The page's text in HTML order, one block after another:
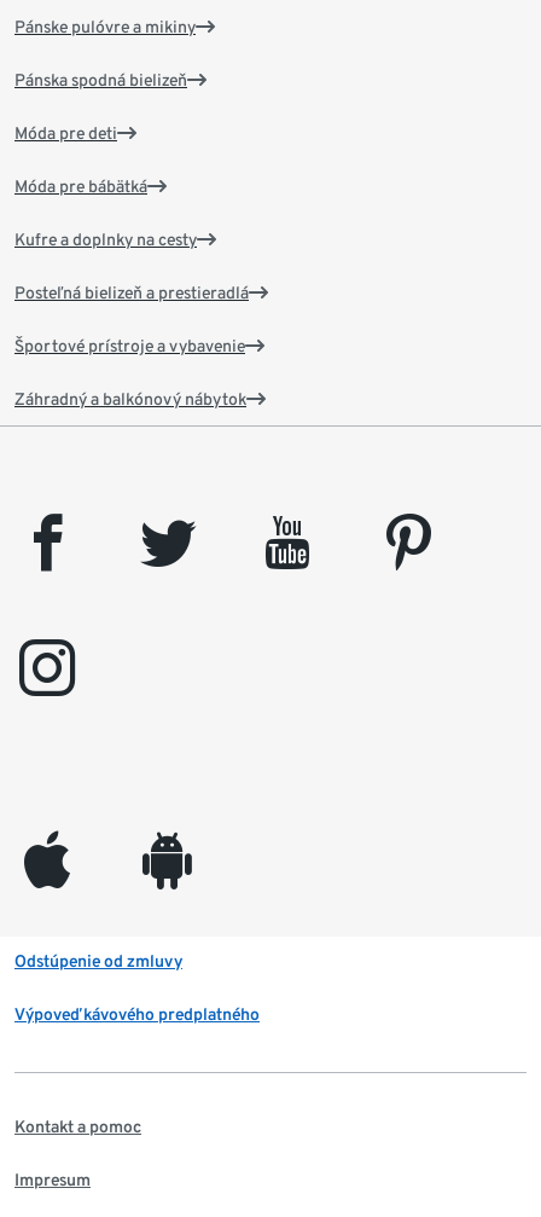
Pánske pulóvre a mikiny
Pánska spodná bielizeň
Móda pre deti
Móda pre bábätká
Kufre a doplnky na cesty
Posteľná bielizeň a prestieradlá
Športové prístroje a vybavenie
Záhradný a balkónový nábytok
facebook twitter youtube
pinterest
instagram
appleinc android
Odstúpenie od zmluvy
Výpoveď kávového predplatného
Kontakt a pomoc
Impresum